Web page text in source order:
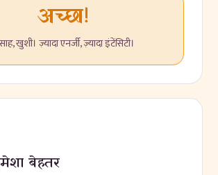
अच्छा!
खुशी। ज़्यादा एनर्जी, ज़्यादा इंटेंसिटी।
बेहतर